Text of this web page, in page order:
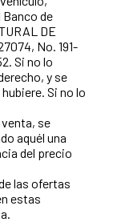
de
DE
No. 191-
Si no lo
y se
Si no lo
se
aquél una
del precio
las ofertas
estas